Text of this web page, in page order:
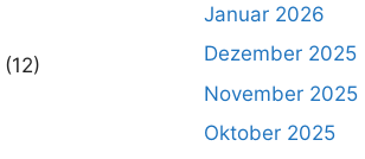
(12)
Januar 2026
Dezember 2025
November 2025
Oktober 2025